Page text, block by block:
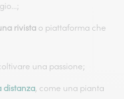
rivista o piattaforma che
una passione;
distanza, come una pianta